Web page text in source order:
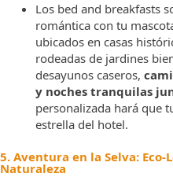
Los bed and breakfasts
romántica con tu
ubicados en casas
rodeadas de jardines
desayunos caseros,
y noches tranquilas
personalizada hará que
estrella del hotel.
5. Aventura en la Selva:
Naturaleza